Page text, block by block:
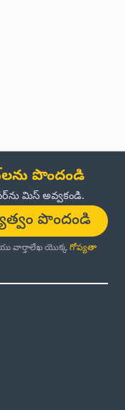
పొందండి
మిస్ అవ్వకండి.
పొందండి
వార్తాలేఖ యొక్కగోప్యతా